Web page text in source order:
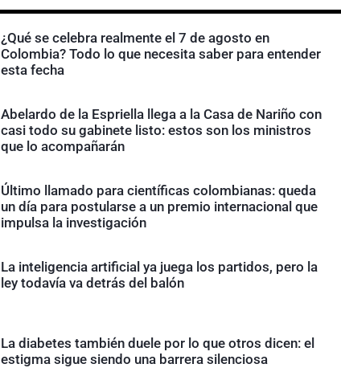
¿Qué se celebra realmente el 7 de agosto en
Colombia? Todo lo que necesita saber para entender
esta fecha
Abelardo de la Espriella llega a la Casa de Nariño con
casi todo su gabinete listo: estos son los ministros
que lo acompañarán
Último llamado para científicas colombianas: queda
un día para postularse a un premio internacional que
impulsa la investigación
La inteligencia artificial ya juega los partidos, pero la
ley todavía va detrás del balón
La diabetes también duele por lo que otros dicen: el
estigma sigue siendo una barrera silenciosa